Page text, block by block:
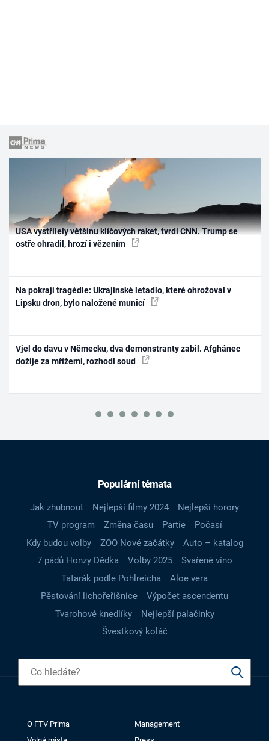
USA vystřílely většinu klíčových raket, tvrdí CNN. Trump se
ostře ohradil, hrozí i vězením
Na pokraji tragédie: Ukrajinské letadlo, které ohrožoval v
Lipsku dron, bylo naložené municí
Vjel do davu v Německu, dva demonstranty zabil. Afghánec
dožije za mřížemi, rozhodl soud
Populární témata
Jak zhubnout Nejlepší filmy 2024
Nejlepší horory
TV program
Změna času Partie
Počasí
Kdy budou volby
ZOO Nové začátky
Auto – katalog
7 pádů Honzy Dědka
Volby 2025
Svařené víno
Tatarák podle Pohlreicha
Aloe vera
Pěstování lichořeřišnice
Výpočet ascendentu
Tvarohové knedlíky
Nejlepší palačinky
Švestkový koláč
O FTV Prima
Management